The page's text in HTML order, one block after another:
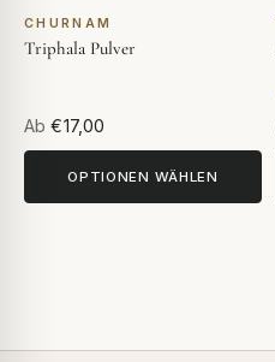
CHURNAM
Triphala Pulver
Ab €17,00
OPTIONEN WÄHLEN